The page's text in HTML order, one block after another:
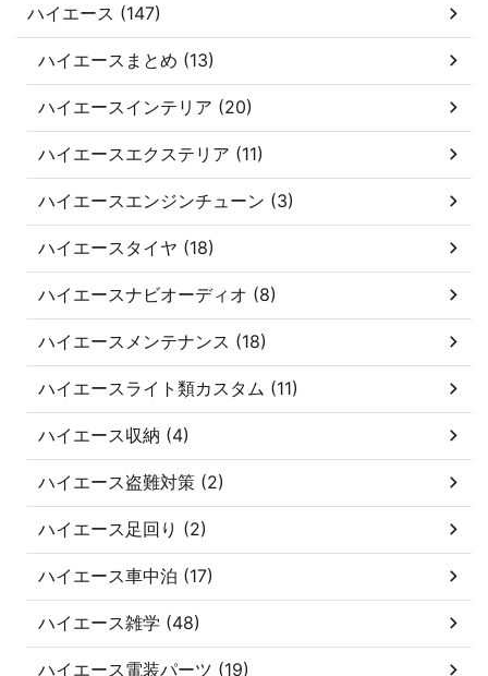
ハイエース (147)
ハイエースまとめ (13)
ハイエースインテリア (20)
ハイエースエクステリア (11)
ハイエースエンジンチューン (3)
ハイエースタイヤ (18)
ハイエースナビオーディオ (8)
ハイエースメンテナンス (18)
ハイエースライト類カスタム (11)
ハイエース収納 (4)
ハイエース盗難対策 (2)
ハイエース足回り (2)
ハイエース車中泊 (17)
ハイエース雑学 (48)
ハイエース電装パーツ (19)